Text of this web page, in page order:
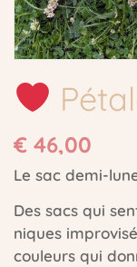
€ 46,00
Le sac demi-
Des sacs qui
niques
couleurs qui